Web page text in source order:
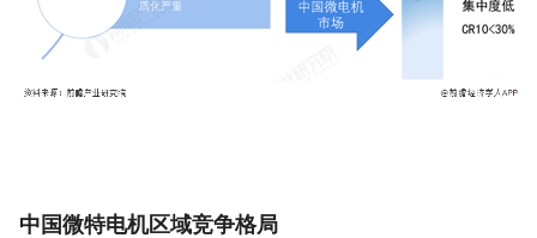
中国微特电机区域竞争格局